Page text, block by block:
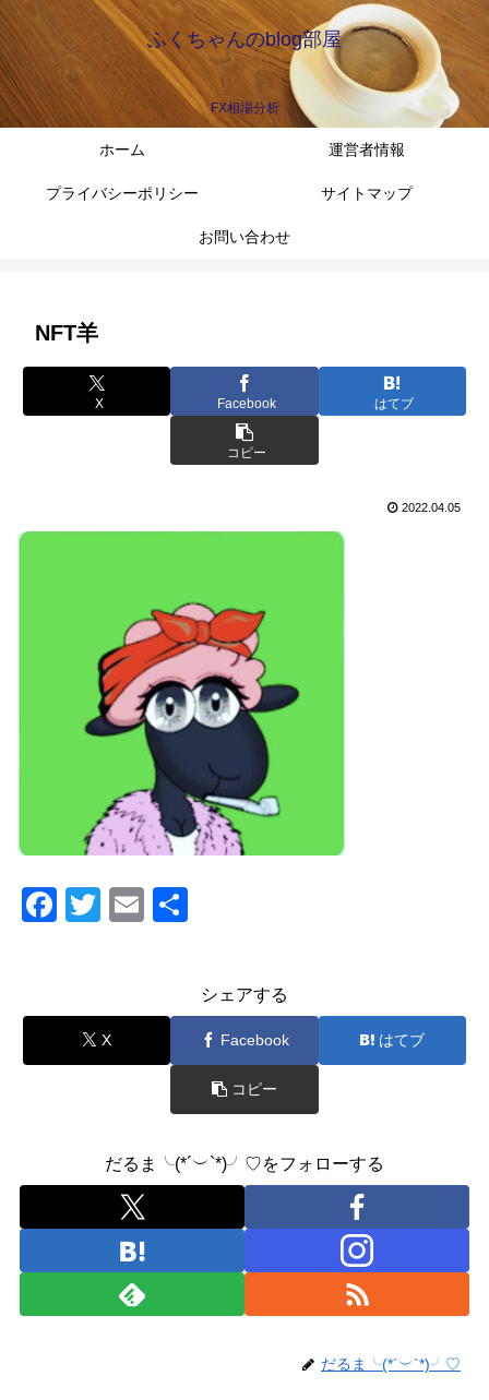
ふくちゃんのblog部屋
FX相場分析
ホーム 運営者情報
プライバシーポリシー サイトマップ
お問い合わせ
NFT羊
X Facebook はてブ
コピー
2022.04.05
F
e
T
er
E
シェアする
X Facebook はてブ
コピー
だるま╰(*´︶`*)╯♡をフォローする
だるま╰(*´︶`*)╯♡